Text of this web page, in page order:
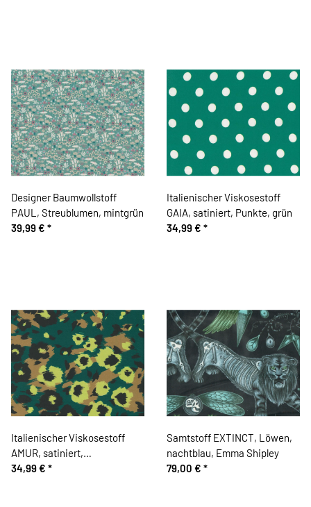
Designer Baumwollstoff
PAUL, Streublumen, mintgrün
39,99 € *
Italienischer Viskosestoff
GAIA, satiniert, Punkte, grün
34,99 € *
Italienischer Viskosestoff
AMUR, satiniert,
Leopardenmuster, petrolgrün
34,99 € *
Samtstoff EXTINCT, Löwen,
nachtblau, Emma Shipley
79,00 € *